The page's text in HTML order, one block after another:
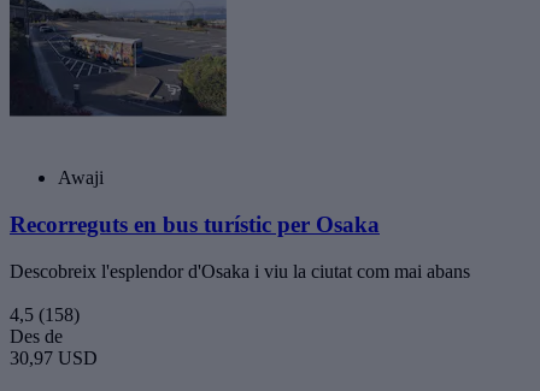
Awaji
Recorreguts en bus turístic per Osaka
Descobreix l'esplendor d'Osaka i viu la ciutat com mai abans
4,5 (158)
Des de
30,97 USD